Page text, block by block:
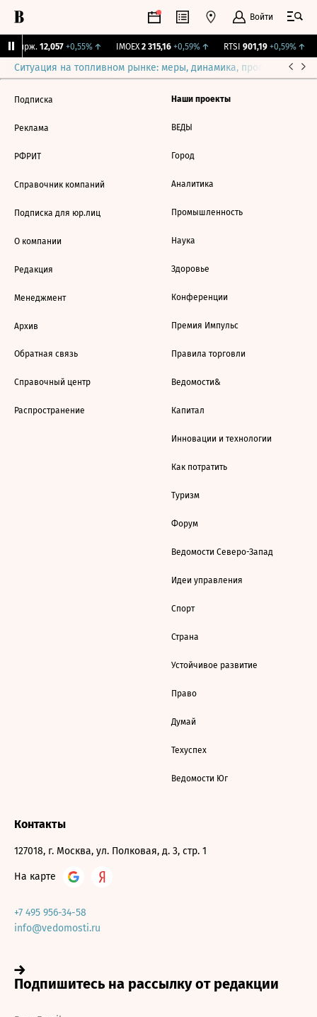
Войти
Бирж. 12,057 +0,55%↑ IMOEX 2 315,16 +0,59%↑ RTSI 901,19 +0,59%↑
Ситуация на топливном рынке: меры, динамика, прогнозы
Подписка
Реклама
РФРИТ
Справочник компаний
Подписка для юр.лиц
О компании
Редакция
Менеджмент
Архив
Обратная связь
Справочный центр
Распространение
Наши проекты
ВЕДЫ
Город
Аналитика
Промышленность
Наука
Здоровье
Конференции
Премия Импульс
Правила торговли
Ведомости&
Капитал
Инновации и технологии
Как потратить
Туризм
Форум
Ведомости Северо-Запад
Идеи управления
Спорт
Страна
Устойчивое развитие
Право
Думай
Техуспех
Ведомости Юг
Контакты
127018, г. Москва, ул. Полковая, д. 3, стр. 1
На карте
+7 495 956-34-58
info@vedomosti.ru